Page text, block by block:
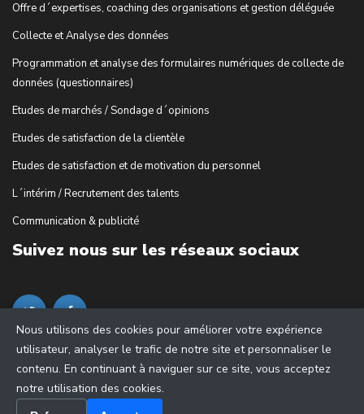
Offre d´expertises, coaching des organisations et gestion déléguée
Collecte et Analyse des données
Programmation et analyse des formulaires numériques de collecte de
données (questionnaires)
Etudes de marchés / Sondage d´opinions
Etudes de satisfaction de la clientèle
Etudes de satisfaction et de motivation du personnel
L´intérim / Recrutement des talents
Communication & publicité
Suivez nous sur les réseaux sociaux
Nous utilisons des cookies pour améliorer votre expérience
utilisateur, analyser le trafic de notre site et personnaliser le
contenu. En continuant à naviguer sur ce site, vous acceptez
notre utilisation des cookies.